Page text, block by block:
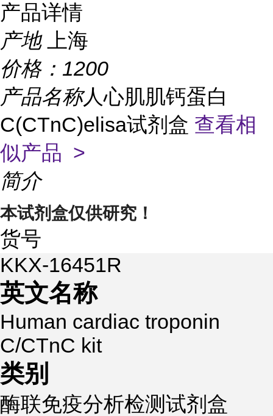
产品详情
产地
上海
价格： 1200
产品名称人心肌肌钙蛋白
C(CTnC)elisa试剂盒 查看相
似产品 >
简介
本试剂盒仅供研究！
货号
KKX-16451R
英文名称
Human cardiac troponin
C/CTnC kit
类别
酶联免疫分析检测试剂盒